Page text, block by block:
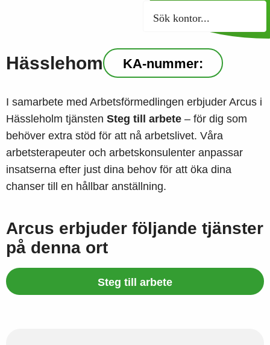
Sök kontor
Hässlehom KA-nummer:
I samarbete med Arbetsförmedlingen erbjuder Arcus i
Hässleholm tjänsten Steg till arbete – för dig som
behöver extra stöd för att nå arbetslivet. Våra
arbetsterapeuter och arbetskonsulenter anpassar
insatserna efter just dina behov för att öka dina
chanser till en hållbar anställning.
Arcus erbjuder följande tjänster
på denna ort
Steg till arbete